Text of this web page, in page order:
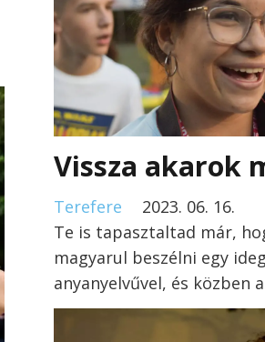
Vissza akarok
Terefere
2023. 06. 16.
Te is tapasztaltad már,
magyarul beszélni egy
anyanyelvűvel, és közben